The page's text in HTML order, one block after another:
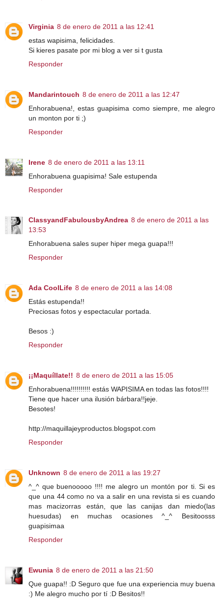
Virginia 8 de enero de 2011 a las 12:41
estas wapisima, felicidades.
Si kieres pasate por mi blog a ver si t gusta
Responder
Mandarintouch 8 de enero de 2011 a las 12:47
Enhorabuena!, estas guapisima como siempre, me alegro
un monton por ti ;)
Responder
Irene 8 de enero de 2011 a las 13:11
Enhorabuena guapisima! Sale estupenda
Responder
ClassyandFabulousbyAndrea 8 de enero de 2011 a las
13:53
Enhorabuena sales super hiper mega guapa!!!
Responder
Ada CoolLife 8 de enero de 2011 a las 14:08
Estás estupenda!!
Preciosas fotos y espectacular portada.
Besos :)
Responder
¡¡Maquíllate!! 8 de enero de 2011 a las 15:05
Enhorabuena!!!!!!!!!! estás WAPISIMA en todas las fotos!!!!
Tiene que hacer una ilusión bárbara!!jeje.
Besotes!
http://maquillajeyproductos.blogspot.com
Responder
Unknown 8 de enero de 2011 a las 19:27
^_^ que buenooooo !!!! me alegro un montón por ti. Si es
que una 44 como no va a salir en una revista si es cuando
mas macizorras están, que las canijas dan miedo(las
huesudas) en muchas ocasiones ^_^ Besitoosss
guapisimaa
Responder
Ewunia 8 de enero de 2011 a las 21:50
Que guapa!! :D Seguro que fue una experiencia muy buena
:) Me alegro mucho por tí :D Besitos!!